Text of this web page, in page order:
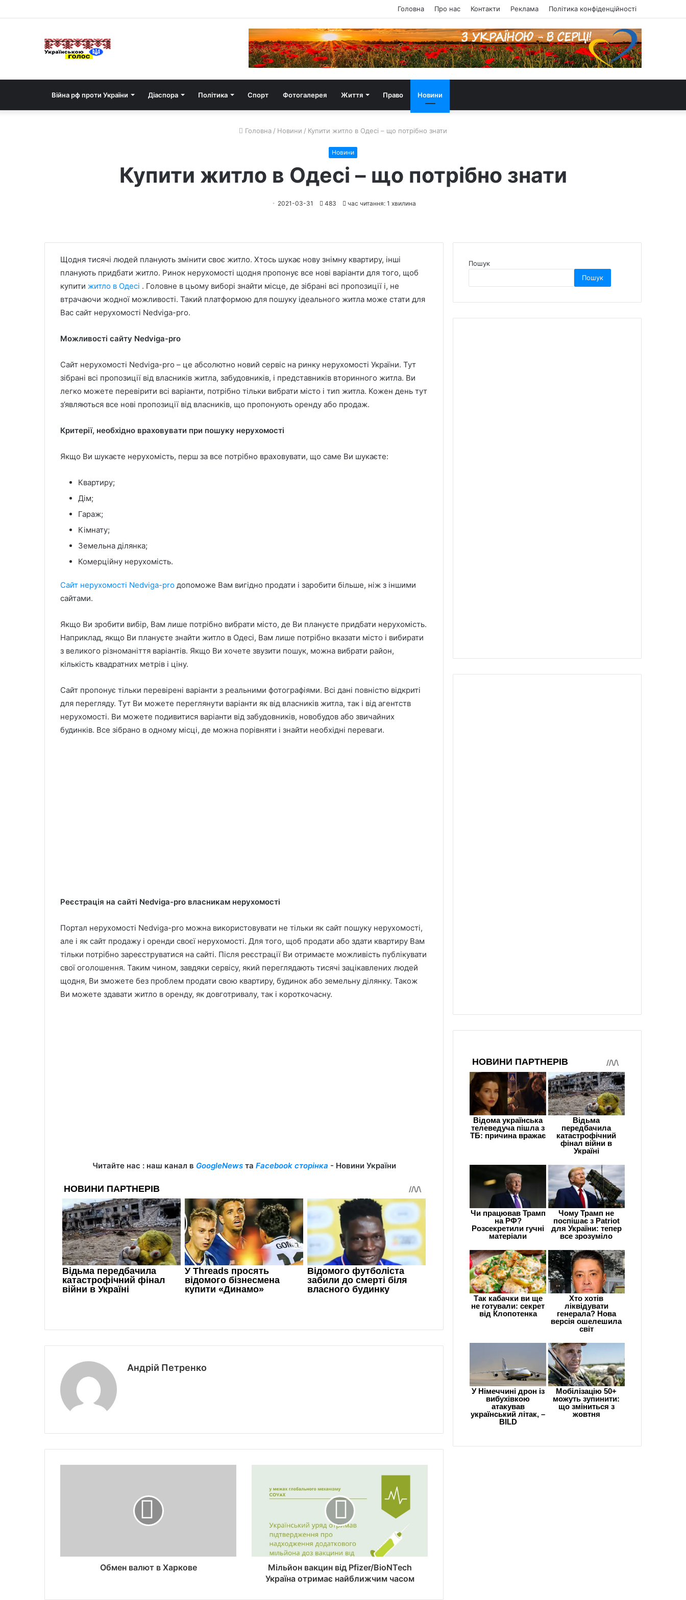
Головна Про нас Контакти Реклама Політика конфіденційності
Війна рф проти України Діаспора Політика Спорт Фотогалерея Життя Право Новини
Головна / Новини / Купити житло в Одесі – що потрібно знати
Новини
Купити житло в Одесі – що потрібно знати
2021-03-31 483 час читання: 1 хвилина
Щодня тисячі людей планують змінити своє житло. Хтось шукає нову знімну квартиру, інші
планують придбати житло. Ринок нерухомості щодня пропонує все нові варіанти для того, щоб
купити житло в Одесі . Головне в цьому виборі знайти місце, де зібрані всі пропозиції і, не
втрачаючи жодної можливості. Такий платформою для пошуку ідеального житла може стати для
Вас сайт нерухомості Nedviga-pro.
Можливості сайту Nedviga-pro
Сайт нерухомості Nedviga-pro – це абсолютно новий сервіс на ринку нерухомості України. Тут
зібрані всі пропозиції від власників житла, забудовників, і представників вторинного житла. Ви
легко можете перевірити всі варіанти, потрібно тільки вибрати місто і тип житла. Кожен день тут
з’являються все нові пропозиції від власників, що пропонують оренду або продаж.
Критерії, необхідно враховувати при пошуку нерухомості
Якщо Ви шукаєте нерухомість, перш за все потрібно враховувати, що саме Ви шукаєте:
Квартиру;
Дім;
Гараж;
Кімнату;
Земельна ділянка;
Комерційну нерухомість.
Сайт нерухомості Nedviga-pro допоможе Вам вигідно продати і заробити більше, ніж з іншими
сайтами.
Якщо Ви зробити вибір, Вам лише потрібно вибрати місто, де Ви плануєте придбати нерухомість.
Наприклад, якщо Ви плануєте знайти житло в Одесі, Вам лише потрібно вказати місто і вибирати
з великого різноманіття варіантів. Якщо Ви хочете звузити пошук, можна вибрати район,
кількість квадратних метрів і ціну.
Сайт пропонує тільки перевірені варіанти з реальними фотографіями. Всі дані повністю відкриті
для перегляду. Тут Ви можете переглянути варіанти як від власників житла, так і від агентств
нерухомості. Ви можете подивитися варіанти від забудовників, новобудов або звичайних
будинків. Все зібрано в одному місці, де можна порівняти і знайти необхідні переваги.
Реєстрація на сайті Nedviga-pro власникам нерухомості
Портал нерухомості Nedviga-pro можна використовувати не тільки як сайт пошуку нерухомості,
але і як сайт продажу і оренди своєї нерухомості. Для того, щоб продати або здати квартиру Вам
тільки потрібно зареєструватися на сайті. Після реєстрації Ви отримаєте можливість публікувати
свої оголошення. Таким чином, завдяки сервісу, який переглядають тисячі зацікавлених людей
щодня, Ви зможете без проблем продати свою квартиру, будинок або земельну ділянку. Також
Ви можете здавати житло в оренду, як довготривалу, так і короткочасну.
Читайте нас : наш канал в GoogleNewsта Facebook сторінка - Новини України
Андрій Петренко
Обмен валют в Харкове
Мільйон вакцин від Pfizer/BioNTech
Україна отримає найближчим часом
Пошук
Пошук